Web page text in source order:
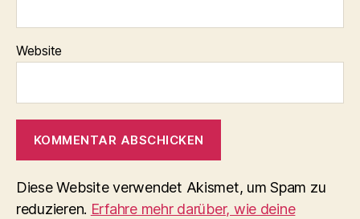
Website
Diese Website verwendet Akismet, um Spam zu
reduzieren. Erfahre mehr darüber, wie deine